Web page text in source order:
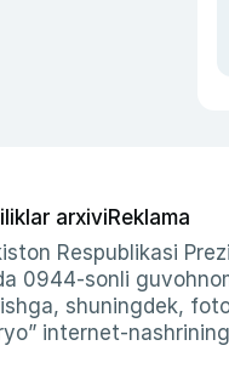
arxiviReklama
Respublikasi
0944-sonli
shuningdek,
internet-